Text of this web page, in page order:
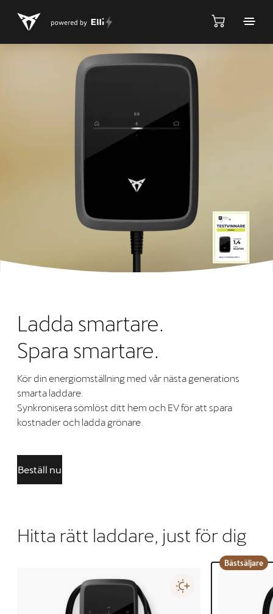
Ladda smartare.
Spara smartare.
Kör din energiomställning med vår nästa generations
smarta laddare.
Synkronisera sömlöst ditt hem och EV för att spara
kostnader och ladda grönare.
Beställ nu
Hitta rätt laddare, just för dig
Bästsäljare